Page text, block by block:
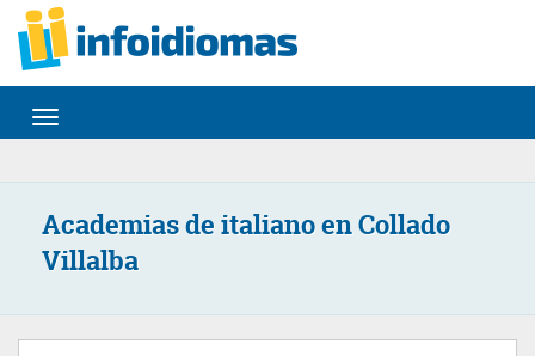
Desplegar
navegación
Academias de italiano en Collado
Villalba